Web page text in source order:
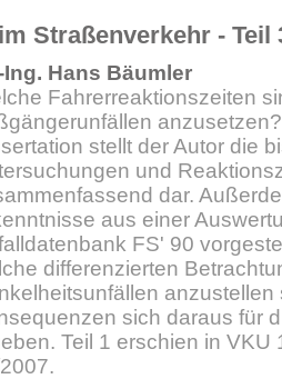
Straßenverkehr - Teil
Ing. Hans Bäumler
Fahrerreaktionszeiten
stellt der Autor die
und
dar.
aus einer
FS' 90
differenzierten
sich daraus für
Teil 1 erschien in VKU